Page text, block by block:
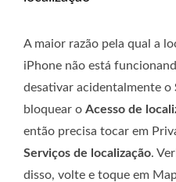
A maior razão pela qual a
iPhone não está
desativar acidentalmente o
bloquear o Acesso de
então precisa tocar em
Serviços de localização.
disso, volte e toque em